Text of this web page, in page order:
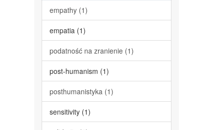
empathy (1)
empatia (1)
podatność na zranienie (1)
post-humanism (1)
posthumanistyka (1)
sensitivity (1)